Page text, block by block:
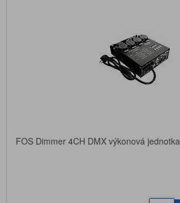
FOS Dimmer 4CH DMX výkonová jednotka